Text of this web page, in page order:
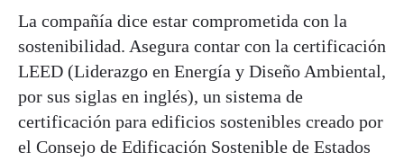
La compañía dice estar comprometida con la
sostenibilidad. Asegura contar con la certificación
LEED (Liderazgo en Energía y Diseño Ambiental,
por sus siglas en inglés), un sistema de
certificación para edificios sostenibles creado por
el Consejo de Edificación Sostenible de Estados